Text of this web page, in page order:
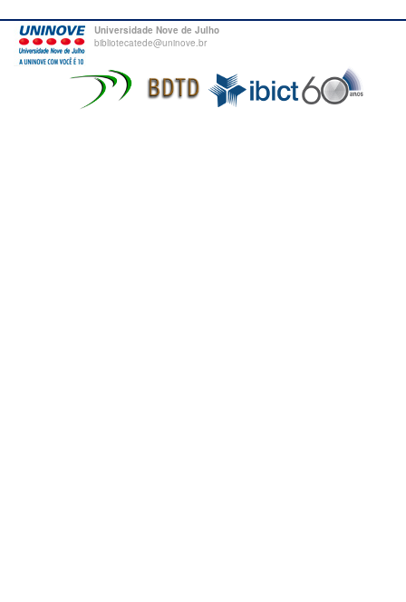
Universidade Nove de Julho
bibliotecatede@uninove.br